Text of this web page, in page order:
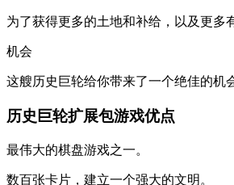
为了获得更多的土地和补给，以及更多
机会
这艘历史巨轮给你带来了一个绝佳的机
历史巨轮扩展包游戏优点
最伟大的棋盘游戏之一。
数百张卡片，建立一个强大的文明。